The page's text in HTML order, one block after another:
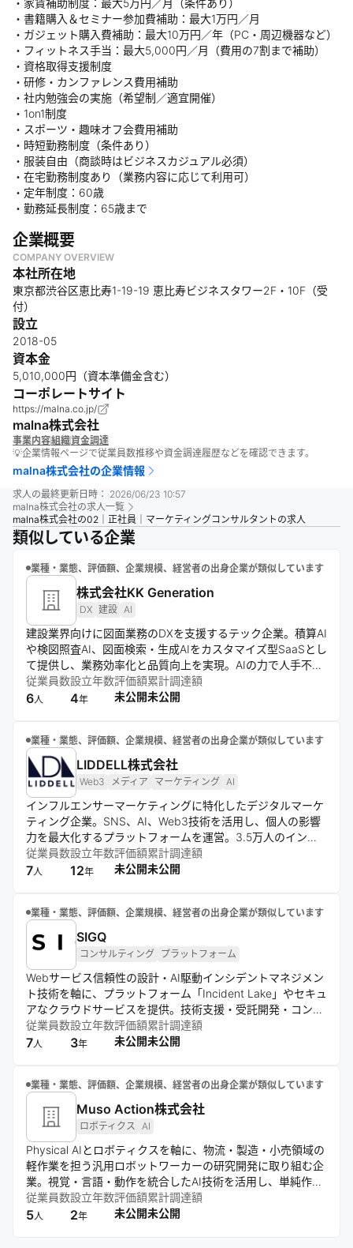
・書籍購入＆セミナー参加費補助：最大1万円／月
・ガジェット購入費補助：最大10万円／年（PC・周辺機器など）
・フィットネス手当：最大5,000円／月（費用の7割まで補助）
・資格取得支援制度
・研修・カンファレンス費用補助
・社内勉強会の実施（希望制／適宜開催）
・1on1制度
・スポーツ・趣味オフ会費用補助
・時短勤務制度（条件あり）
・服装自由（商談時はビジネスカジュアル必須）
・在宅勤務制度あり（業務内容に応じて利用可）
・定年制度：60歳
・勤務延長制度：65歳まで
企業概要
COMPANY OVERVIEW
本社所在地
東京都渋谷区恵比寿1-19-19 恵比寿ビジネスタワー2F・10F（受
付）
設立
2018-05
資本金
5,010,000円（資本準備金含む）
コーポレートサイト
https://malna.co.jp/
malna株式会社
事業内容組織資金調達
💡企業情報ページで従業員数推移や資金調達履歴などを確認できます。
malna株式会社の企業情報
求人の最終更新日時： 2026/06/23 10:57
malna株式会社の求人一覧
malna株式会社の02｜正社員｜マーケティングコンサルタントの求人
類似している企業
業種・業態、評価額、企業規模、経営者の出身企業が類似しています
株式会社KK Generation
DX 建設 AI
建設業界向けに図面業務のDXを支援するテック企業。積算AI
や検図照査AI、図面検索・生成AIをカスタマイズ型SaaSとし
て提供し、業務効率化と品質向上を実現。AIの力で人手不足
という課題を飛躍の機会に変え、建設の未来をより速く、よ
り豊かにすることを目指している。
従業員数
6人
設立年数
4年
評価額
未公開
累計調達額
未公開
業種・業態、評価額、企業規模、経営者の出身企業が類似しています
LIDDELL株式会社
Web3 メディア マーケティング AI
インフルエンサーマーケティングに特化したデジタルマーケ
ティング企業。SNS、AI、Web3技術を活用し、個人の影響
力を最大化するプラットフォームを運営。3.5万人のインフ
ルエンサーネットワークを駆使し、低コストで効果的なマー
ケティングサービスを提供。自社開発のアプリやメディアを
従業員数
7人
設立年数
12年
評価額
未公開
累計調達額
未公開
業種・業態、評価額、企業規模、経営者の出身企業が類似しています
SIGQ
コンサルティング プラットフォーム
Webサービス信頼性の設計・AI駆動インシデントマネジメン
ト技術を軸に、プラットフォーム「Incident Lake」やセキュ
アなクラウドサービスを提供。技術支援・受託開発・コンサ
ルティングを通じ、属人性のないインシデント対応と継続的
改善を支援する。
従業員数
7人
設立年数
3年
評価額
未公開
累計調達額
未公開
業種・業態、評価額、企業規模、経営者の出身企業が類似しています
Muso Action株式会社
ロボティクス AI
Physical AIとロボティクスを軸に、物流・製造・小売領域の
軽作業を担う汎用ロボットワーカーの研究開発に取り組む企
業。視覚・言語・動作を統合したAI技術を活用し、単純作業
をロボットに任せることで、人が思考や創造に集中できる環
境づくりを目指している。
従業員数
5人
設立年数
2年
評価額
未公開
累計調達額
未公開